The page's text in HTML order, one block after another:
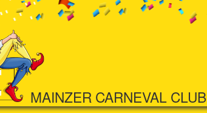
MAINZER CARNEVAL CLUB